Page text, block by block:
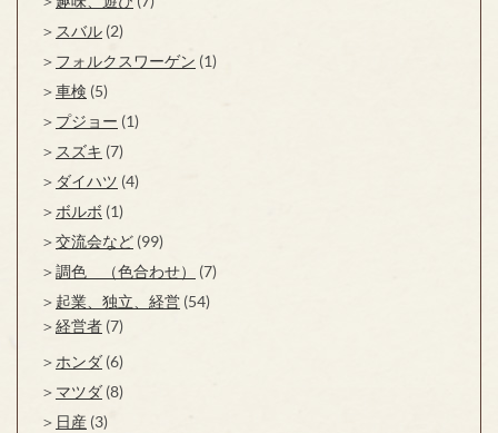
スバル (2)
フォルクスワーゲン (1)
車検 (5)
プジョー (1)
スズキ (7)
ダイハツ (4)
ボルボ (1)
交流会など (99)
調色 （色合わせ）
(7)
起業、独立、経営 (54)
経営者 (7)
ホンダ (6)
マツダ (8)
日産 (3)